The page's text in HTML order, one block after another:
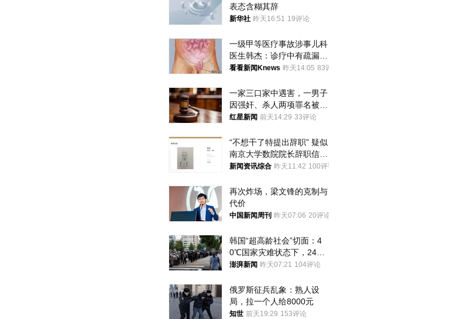
表态含糊其辞
新华社 昨天16:51 19评论
一级甲等医疗事故涉事儿科
医生韩杰：诊疗中有疏漏，
我认错，但不能认罪
看看新闻Knews 昨天14:05 83评论
一家三口家中遇害，一男子
因强奸、杀人两项罪名被判
死缓 最高检介入后改判无
红星新闻 前天14:29 33评论
“不想干了特提出辞职” 疑似
南京大学数院院长辞职信流
传 院方回应
新闻资讯综合 昨天11:42 100评论
再次炸场，梁文锋的克制与
代价
中国新闻周刊 昨天07:06 20评论
韩国“超高龄社会”切面：4
0℃国家灾难状态下，2400
名首尔老人还在巷子里收废
澎湃新闻 昨天07:21 104评论
俄罗斯征兵乱象：熟人设
局，拉一个人给8000元
知世 前天19:29 153评论